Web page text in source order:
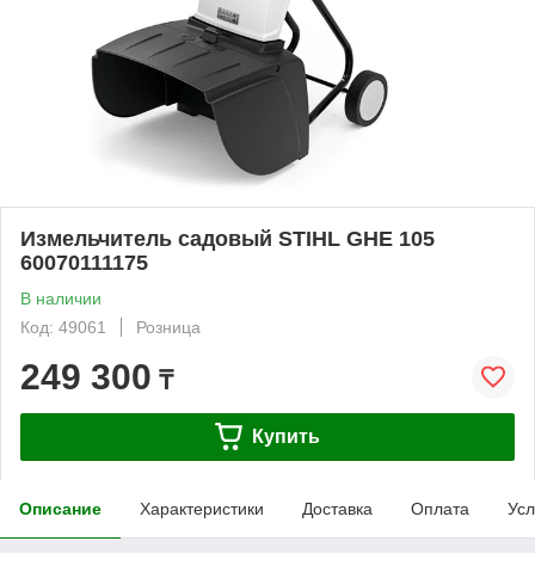
Измельчитель садовый STIHL GHE 105
60070111175
В наличии
Код: 49061
Розница
249 300 ₸
Купить
Описание Характеристики Доставка Оплата